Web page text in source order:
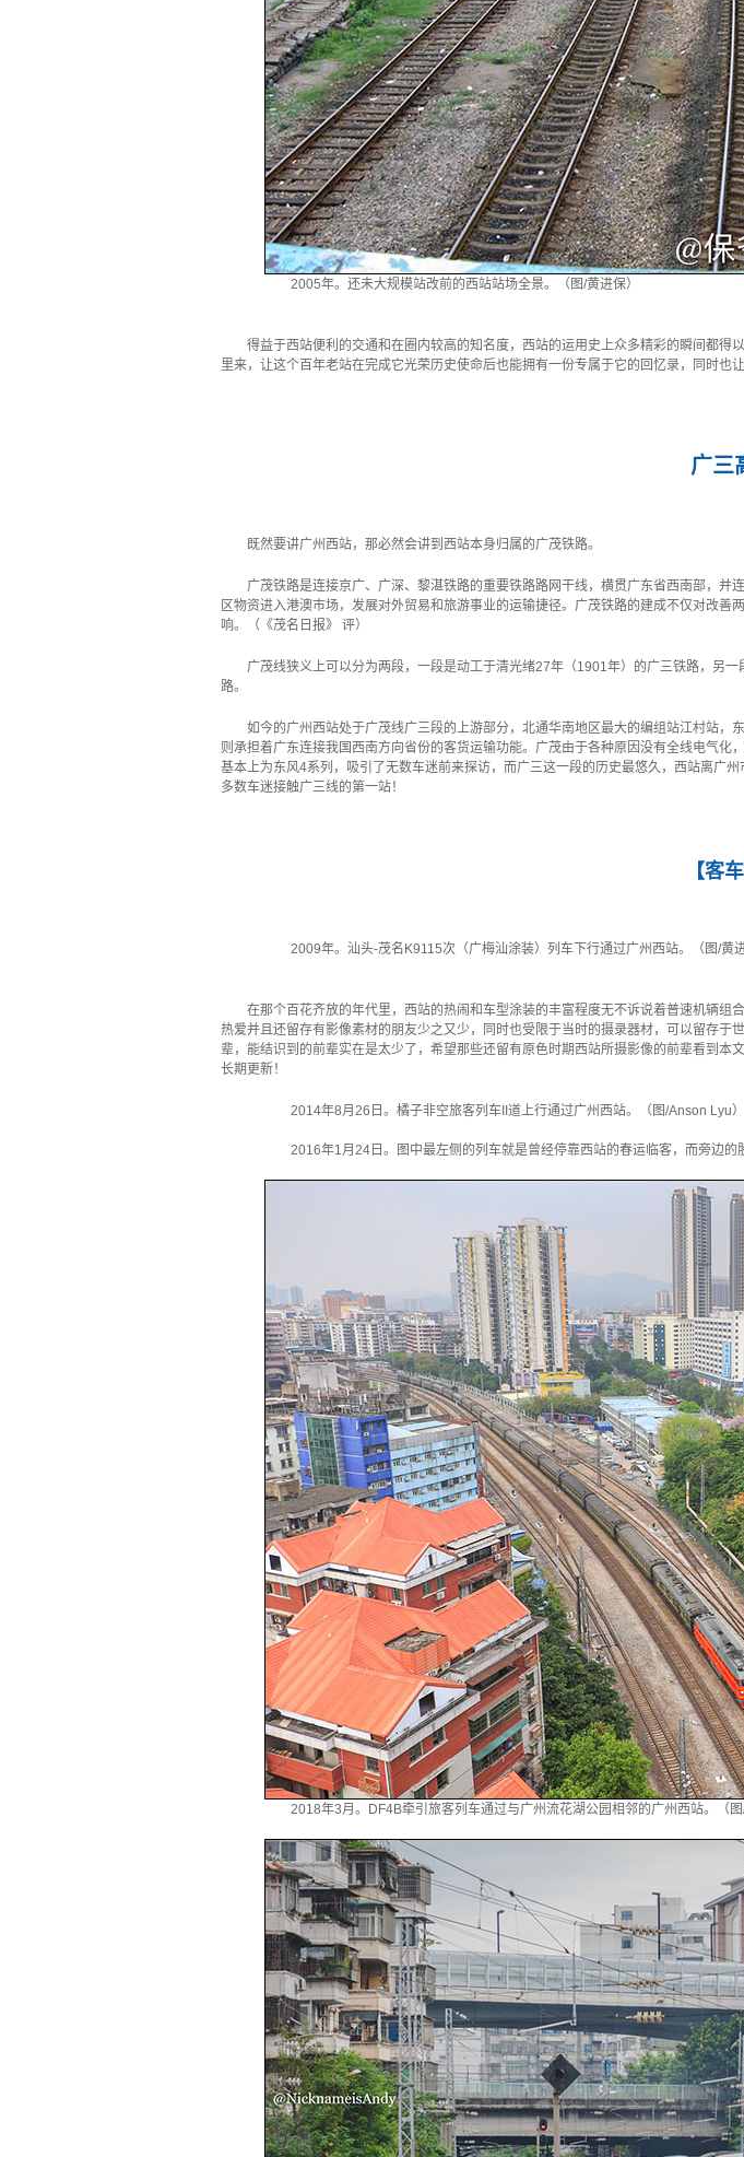
2005年。还未大规模站改前的西站站场全景。（图/黄进保）
得益于西站便利的交通和在圈内较高的知名度，西站的运用史上众多精彩的瞬间都
里来，让这个百年老站在完成它光荣历史使命后也能拥有一份专属于它的回忆录，同时也
广三
既然要讲广州西站，那必然会讲到西站本身归属的广茂铁路。
广茂铁路是连接京广、广深、黎湛铁路的重要铁路路网干线，横贯广东省西南部，
区物资进入港澳市场，发展对外贸易和旅游事业的运输捷径。广茂铁路的建成不仅对改
响。（《茂名日报》 评）
广茂线狭义上可以分为两段，一段是动工于清光绪27年（1901年）的广三铁路，另
路。
如今的广州西站处于广茂线广三段的上游部分，北通华南地区最大的编组站江村站
则承担着广东连接我国西南方向省份的客货运输功能。广茂由于各种原因没有全线电气
基本上为东风4系列，吸引了无数车迷前来探访，而广三这一段的历史最悠久，西站离广
多数车迷接触广三线的第一站！
【客
2009年。汕头-茂名K9115次（广梅汕涂装）列车下行通过广州西站。（图/黄进
在那个百花齐放的年代里，西站的热闹和车型涂装的丰富程度无不诉说着普速机辆
热爱并且还留存有影像素材的朋友少之又少，同时也受限于当时的摄录器材，可以留存
辈，能结识到的前辈实在是太少了，希望那些还留有原色时期西站所摄影像的前辈看到
长期更新！
2014年8月26日。橘子非空旅客列车II道上行通过广州西站。（图/Anson Lyu）
2016年1月24日。图中最左侧的列车就是曾经停靠西站的春运临客，而旁边的
2018年3月。DF4B牵引旅客列车通过与广州流花湖公园相邻的广州西站。（图/